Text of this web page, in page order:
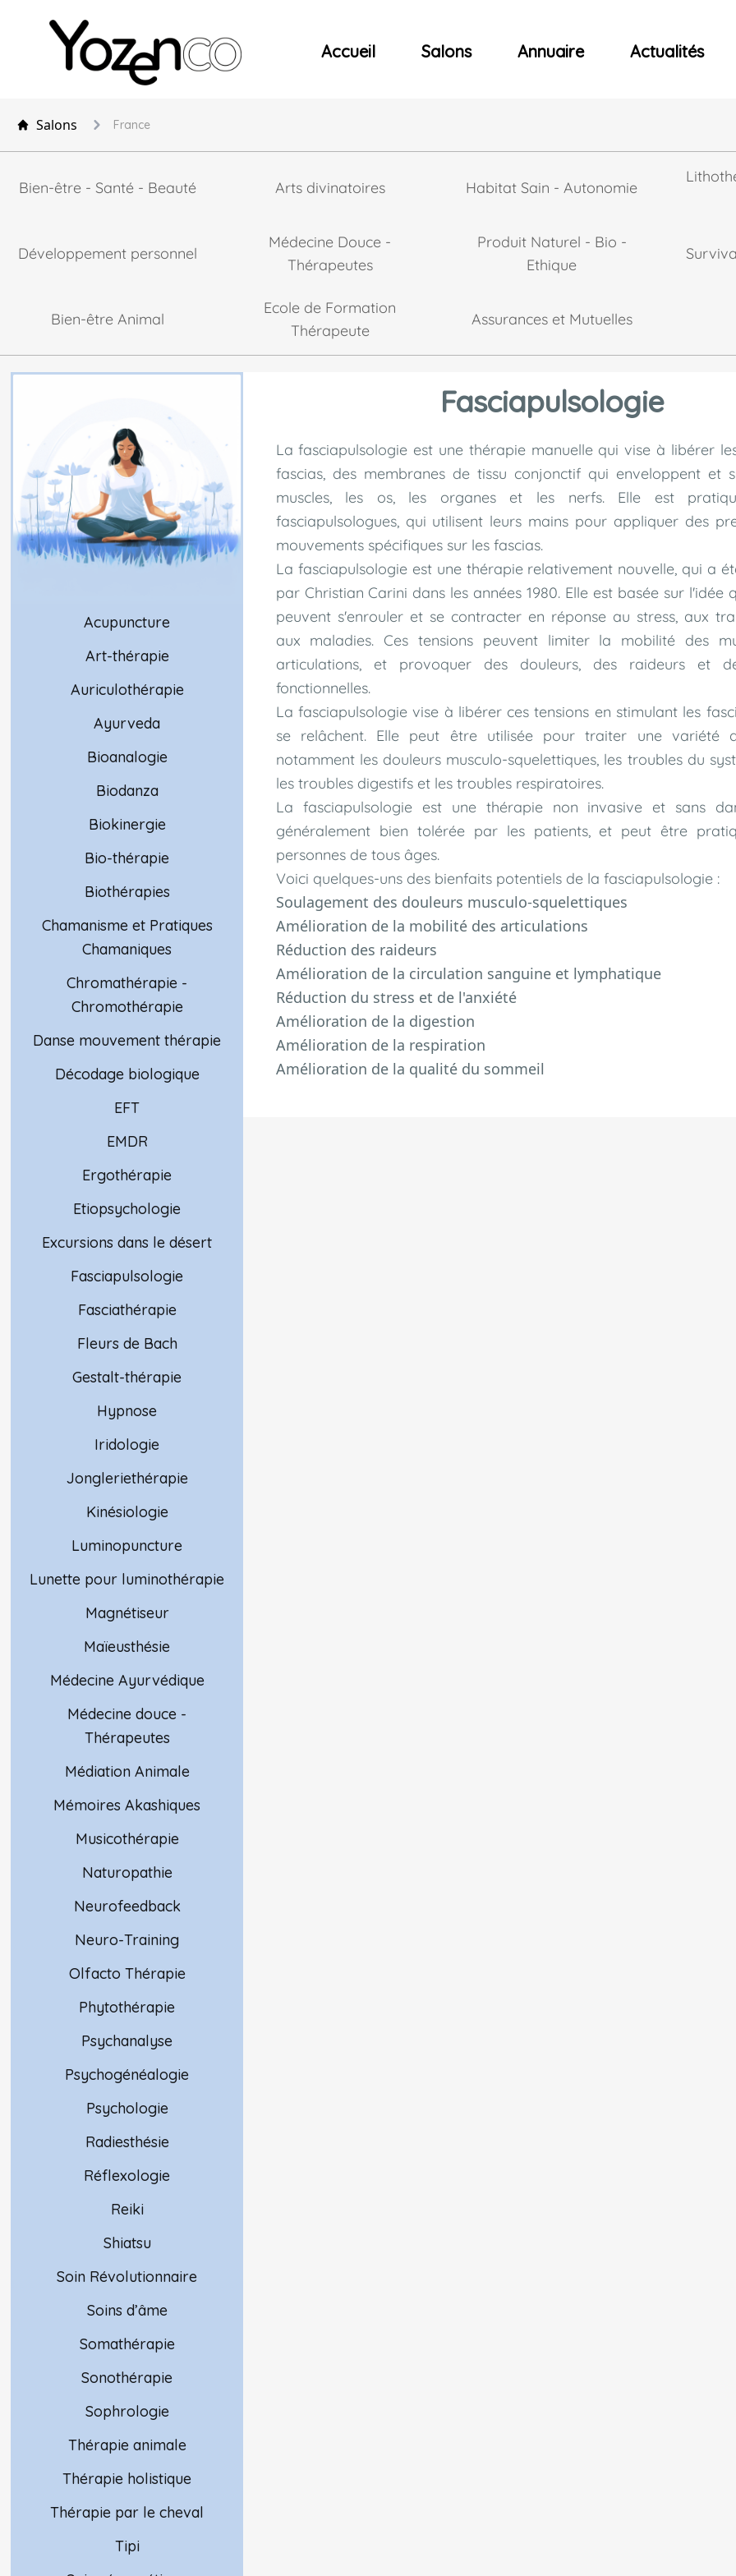
Yozenco - Organisateur de Salons, Evénements et Concerts
Accueil Salons Annuaire Actualités
Salons France
Bien-être - Santé - Beauté Arts divinatoires Habitat Sain - Autonomie
Développement personnel
Médecine Douce -
Thérapeutes
Produit Naturel - Bio -
Ethique
Bien-être Animal
Ecole de Formation
Thérapeute
Assurances et Mutuelles
Acupuncture
Art-thérapie
Auriculothérapie
Ayurveda
Bioanalogie
Biodanza
Biokinergie
Bio-thérapie
Biothérapies
Chamanisme et Pratiques
Chamaniques
Chromathérapie -
Chromothérapie
Danse mouvement thérapie
Décodage biologique
EFT
EMDR
Ergothérapie
Etiopsychologie
Excursions dans le désert
Fasciapulsologie
Fasciathérapie
Fleurs de Bach
Gestalt-thérapie
Hypnose
Iridologie
Jongleriethérapie
Kinésiologie
Luminopuncture
Lunette pour luminothérapie
Magnétiseur
Maïeusthésie
Médecine Ayurvédique
Médecine douce -
Thérapeutes
Médiation Animale
Mémoires Akashiques
Musicothérapie
Naturopathie
Neurofeedback
Neuro-Training
Olfacto Thérapie
Phytothérapie
Psychanalyse
Psychogénéalogie
Psychologie
Radiesthésie
Réflexologie
Reiki
Shiatsu
Soin Révolutionnaire
Soins d’âme
Somathérapie
Sonothérapie
Sophrologie
Thérapie animale
Thérapie holistique
Thérapie par le cheval
Tipi
Fasciapulsologie
La fasciapulsologie est une thérapie manuelle qui vise à libérer
fascias, des membranes de tissu conjonctif qui enveloppent et
muscles, les os, les organes et les nerfs. Elle est
fasciapulsologues, qui utilisent leurs mains pour appliquer des
mouvements spécifiques sur les fascias.
La fasciapulsologie est une thérapie relativement nouvelle, qui a
par Christian Carini dans les années 1980. Elle est basée sur l'idée
peuvent s'enrouler et se contracter en réponse au stress, aux
aux maladies. Ces tensions peuvent limiter la mobilité des
articulations, et provoquer des douleurs, des raideurs et
fonctionnelles.
La fasciapulsologie vise à libérer ces tensions en stimulant les
se relâchent. Elle peut être utilisée pour traiter une variété
notamment les douleurs musculo-squelettiques, les troubles du
les troubles digestifs et les troubles respiratoires.
La fasciapulsologie est une thérapie non invasive et sans
généralement bien tolérée par les patients, et peut être
personnes de tous âges.
Voici quelques-uns des bienfaits potentiels de la fasciapulsologie :
Soulagement des douleurs musculo-squelettiques
Amélioration de la mobilité des articulations
Réduction des raideurs
Amélioration de la circulation sanguine et lymphatique
Réduction du stress et de l'anxiété
Amélioration de la digestion
Amélioration de la respiration
Amélioration de la qualité du sommeil